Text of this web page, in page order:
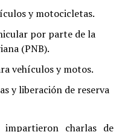
y motocicletas.
por parte de la
(PNB).
vehículos y motos.
y liberación de reserva
charlas de